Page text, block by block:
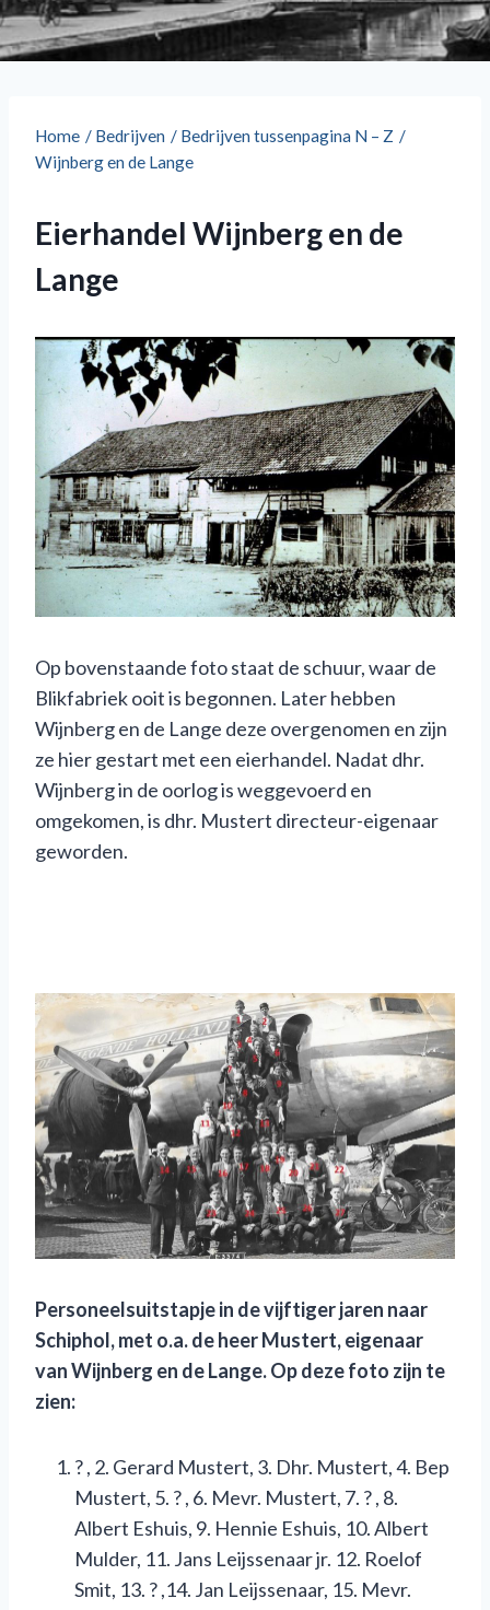
Home / Bedrijven / Bedrijven tussenpagina N – Z /
Wijnberg en de Lange
Eierhandel Wijnberg en de
Lange
Op bovenstaande foto staat de schuur, waar de
Blikfabriek ooit is begonnen. Later hebben
Wijnberg en de Lange deze overgenomen en zijn
ze hier gestart met een eierhandel. Nadat dhr.
Wijnberg in de oorlog is weggevoerd en
omgekomen, is dhr. Mustert directeur-eigenaar
geworden.
Personeelsuitstapje in de vijftiger jaren naar
Schiphol, met o.a.de heer Mustert,eigenaar
van Wijnberg en de Lange. Op deze foto zijn te
zien:
? , 2. Gerard Mustert, 3. Dhr. Mustert, 4. Bep
Mustert, 5. ? , 6. Mevr. Mustert, 7. ? , 8.
Albert Eshuis, 9. Hennie Eshuis, 10. Albert
Mulder, 11. Jans Leijssenaar jr. 12. Roelof
Smit, 13. ? ,14. Jan Leijssenaar, 15. Mevr.